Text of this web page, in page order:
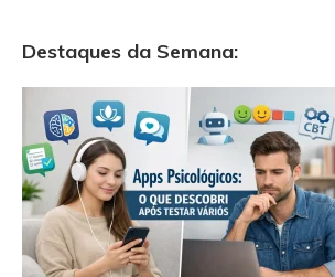
Destaques da Semana: